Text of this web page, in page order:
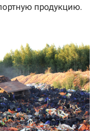
продукцию.